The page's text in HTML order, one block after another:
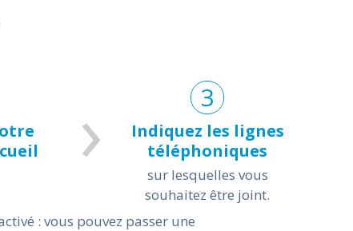
Indiquez les lignes
téléphoniques
sur lesquelles vous
souhaitez être joint.
: vous pouvez passer une